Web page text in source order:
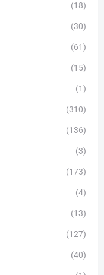
(18)
(30)
(61)
(15)
(1)
(310)
(136)
(3)
(173)
(4)
(13)
(127)
(40)